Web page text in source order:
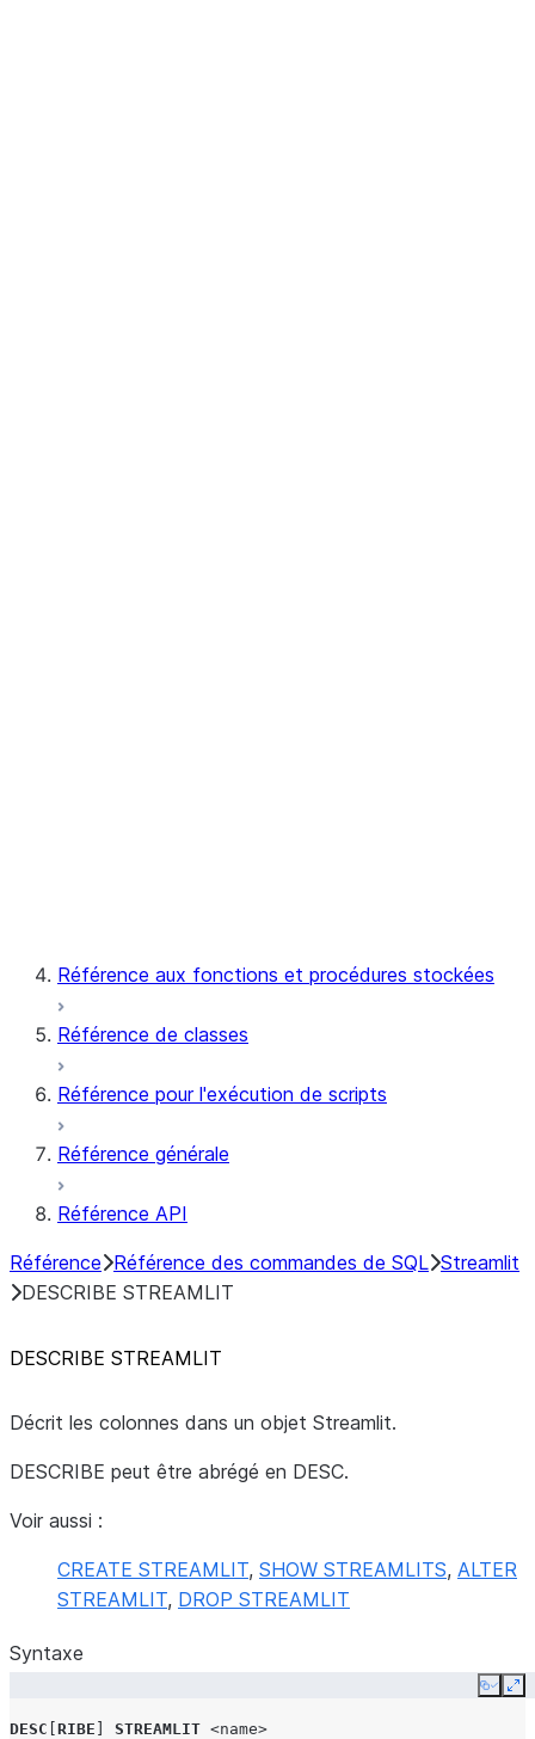
Référence aux fonctions et procédures stockées
Référence de classes
Référence pour l'exécution de scripts
Référence générale
Référence API
Référence Référence des commandes de SQL Streamlit
DESCRIBE STREAMLIT
DESCRIBE STREAMLIT
Décrit les colonnes dans un objet Streamlit.
DESCRIBE peut être abrégé en DESC.
Voir aussi :
CREATE STREAMLIT, SHOW STREAMLITS, ALTER
STREAMLIT, DROP STREAMLIT
Syntaxe
Copy
DESC RIBE STREAMLIT <name>